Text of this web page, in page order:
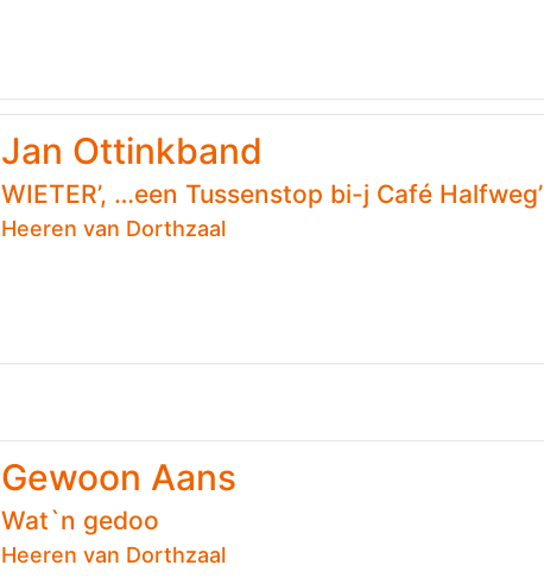
Jan Ottinkband
WIETER’, …een Tussenstop bi-j Café Halfweg’
Heeren van Dorthzaal
Gewoon Aans
Wat`n gedoo
Heeren van Dorthzaal